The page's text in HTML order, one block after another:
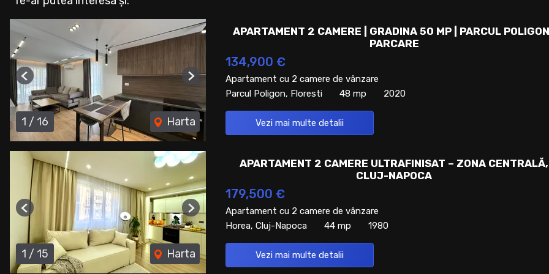
1 / 16 Harta
Previous Next
APARTAMENT 2 CAMERE | GRADINA 50 MP | PARCUL
PARCARE
134,900 €
Apartament cu 2 camere de vânzare
Parcul Poligon, Floresti
48 mp 2020
Vezi mai multe detalii
1 / 15 Harta
Previous Next
APARTAMENT 2 CAMERE ULTRAFINISAT – ZONA CENTRALĂ,
CLUJ-NAPOCA
179,500 €
Apartament cu 2 camere de vânzare
Horea, Cluj-Napoca
44 mp 1980
Vezi mai multe detalii